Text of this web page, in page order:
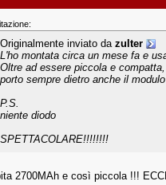
Originalmente inviato da zulter
L'ho montata circa un mese fa e
Oltre ad essere piccola e
porto sempre dietro anche il
P.S.
niente diodo
SPETTACOLARE!!!!!!!!
2700MAh e così piccola !!!